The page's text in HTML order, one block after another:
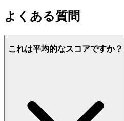
よくある質問
これは平均的なスコアですか？